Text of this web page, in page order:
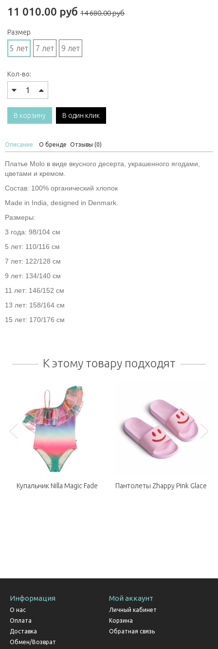
11 010.00 руб 14 680.00 руб
Размер
5 лет 7 лет 9 лет
Кол-во:
В корзину В один клик
Описание О бренде Отзывы (0)
Платье Molo в виде вкусного десерта, украшенного ягодами,
цветами и кремом.
Состав: 100% органический хлопок
Made in India, designed in Denmark.
Размеры:
3 года: 98/104 см
5 лет: 110/116 см
7 лет: 122/128 см
9 лет: 134/140 см
11 лет: 146/152 см
13 лет: 158/164 см
15 лет: 170/176 см
К этому товару подходят
Купальник Nilla Magic Fade Пантолеты Zhappy Pink Glace
Информация
О нас
Оплата
Доставка
Обмен/Возврат
Мой аккаунт
Личный кабинет
Корзина
Обратная связь